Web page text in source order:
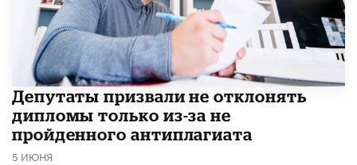
Депутаты призвали не отклонять
дипломы только из-за не
пройденного антиплагиата
5 ИЮНЯ